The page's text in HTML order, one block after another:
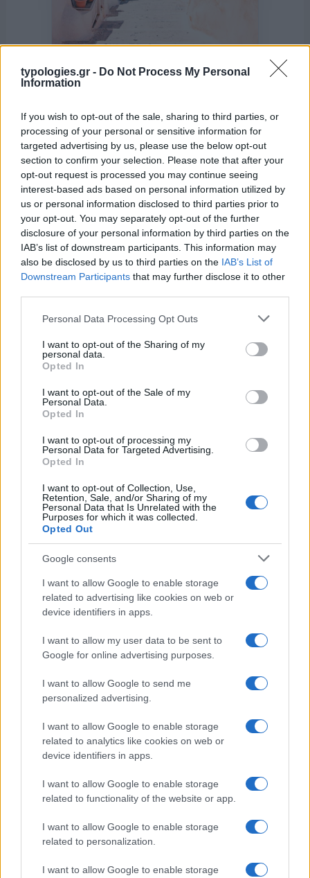
typologies.gr - Do Not Process My Personal
Information
If you wish to opt-out of the sale, sharing to third parties, or
processing of your personal or sensitive information for
targeted advertising by us, please use the below opt-out
section to confirm your selection. Please note that after your
opt-out request is processed you may continue seeing
interest-based ads based on personal information utilized by
us or personal information disclosed to third parties prior to
your opt-out. You may separately opt-out of the further
disclosure of your personal information by third parties on the
IAB’s list of downstream participants. This information may
also be disclosed by us to third parties on the IAB’s List of
Downstream Participants that may further disclose it to other
Please note that this website/app uses one or more Google
not limited to your visit or usage behaviour. You may click to
grant or deny consent to Google and its third-party tags to
use your data for below specified purposes in below Google
consent section.
Personal Data Processing Opt Outs
I want to opt-out of the Sharing of my
personal data.
Opted In
I want to opt-out of the Sale of my
Personal Data.
Opted In
I want to opt-out of processing my
Personal Data for Targeted Advertising.
Opted In
I want to opt-out of Collection, Use,
Retention, Sale, and/or Sharing of my
Personal Data that Is Unrelated with the
Purposes for which it was collected.
Opted Out
Google consents
I want to allow Google to enable storage
related to advertising like cookies on web or
device identifiers in apps.
I want to allow my user data to be sent to
Google for online advertising purposes.
I want to allow Google to send me
personalized advertising.
I want to allow Google to enable storage
related to analytics like cookies on web or
device identifiers in apps.
I want to allow Google to enable storage
related to functionality of the website or app.
I want to allow Google to enable storage
related to personalization.
I want to allow Google to enable storage
Οι άνθρωποι, οι αυθεντικές ιστορίες,
το ελληνικό καλοκαίρι και ένας
πολιτισμός που μας ενώνει κάθε μέρα.
ΟΣΑ ΧΡΕΙΑΖΕΣΑΙ
ΓΙΑ ΤΟ ΚΑΛΟΚΑΙΡΙ ΣΟΥ →
ΤΟ ΠΑΡΟΝ ΤΗΣ ΚΥΡΙΑΚΗΣ